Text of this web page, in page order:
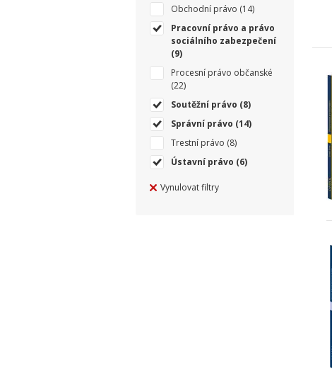
Obchodní právo (14)
Pracovní právo a právo
sociálního zabezpečení
(9)
Procesní právo občanské
(22)
Soutěžní právo (8)
Správní právo (14)
Trestní právo (8)
Ústavní právo (6)
Vynulovat filtry